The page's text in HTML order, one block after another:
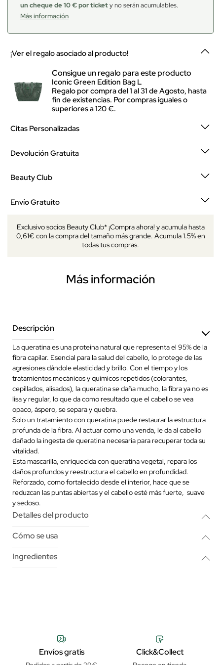
un cheque de 10 € por tickety no serán acumulables.
Más información
¡Ver el regalo asociado al producto!
Consigue un regalo para este producto
Iconic Green Edition Bag L
Regalo por compra del 1 al 31 de Agosto, hasta
fin de existencias. Por compras iguales o
superiores a 120 €.
Citas Personalizadas
Devolución Gratuita
Beauty Club
Envío Gratuito
Exclusivo socios Beauty Club* ¡Compra ahora! y acumula hasta
0,61€ con la compra del tamaño más grande. Acumula 1.5% en
todas tus compras.
Más información
Descripción
La queratina es una proteína natural que representa el 95% de la
fibra capilar. Esencial para la salud del cabello, lo protege de las
agresiones dándole elasticidad y brillo. Con el tiempo y los
tratamientos mecánicos y químicos repetidos (colorantes,
cepillados, alisados), la queratina se daña mucho, la fibra ya no es
lisa y regular, lo que da como resultado que el cabello se vea
opaco, áspero, se separa y quebra.
Solo un tratamiento con queratina puede restaurar la estructura
profunda de la fibra. Al actuar como una venda, le da al cabello
dañado la ingesta de queratina necesaria para recuperar toda su
vitalidad.
Esta mascarilla, enriquecida con queratina vegetal, repara los
daños profundos y reestructura el cabello en profundidad.
Reforzado, como fortalecido desde el interior, hace que se
reduzcan las puntas abiertas y el cabello esté más fuerte, suave
y sedoso.
Detalles del producto
Cómo se usa
Ingredientes
Envíos gratis Click&Collect